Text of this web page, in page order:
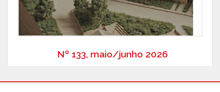
Nº 133, maio/junho 2026